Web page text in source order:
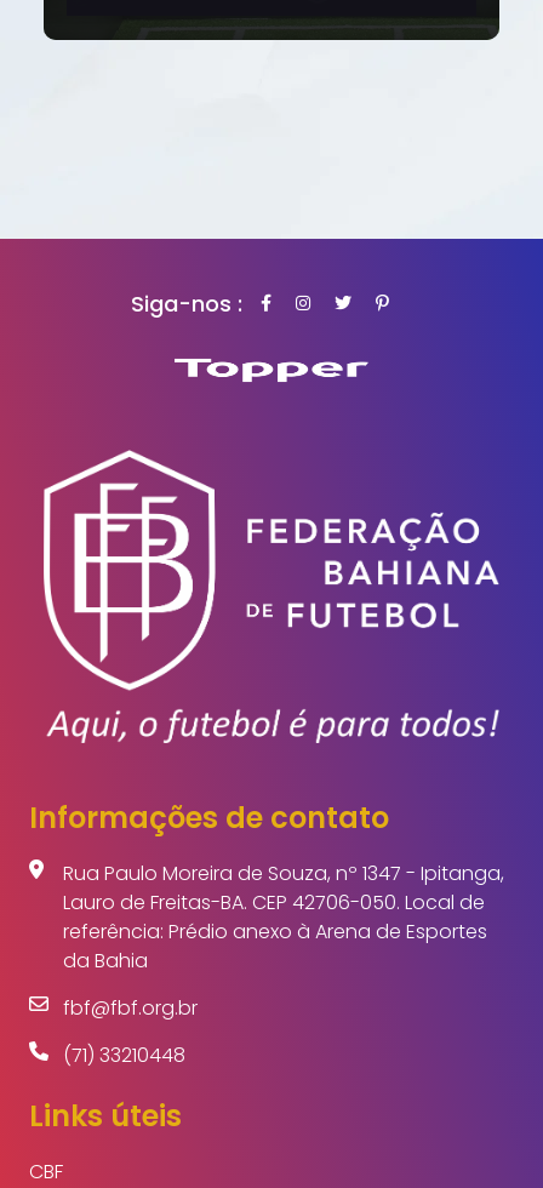
2026
Siga-nos :
Informações de contato
Rua Paulo Moreira de Souza, nº 1347 - Ipitanga,
Lauro de Freitas-BA. CEP 42706-050. Local de
referência: Prédio anexo à Arena de Esportes
da Bahia
fbf@fbf.org.br
(71) 33210448
Links úteis
CBF